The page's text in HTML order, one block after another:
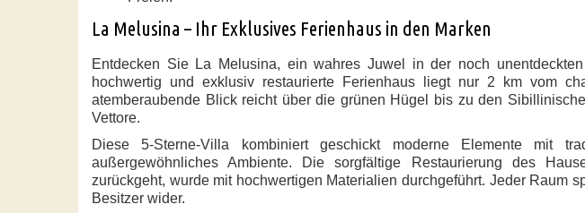
La Melusina – Ihr Exklusives Ferienhaus in den Marken
Entdecken Sie La Melusina, ein wahres Juwel in der noch
hochwertig und exklusiv restaurierte Ferienhaus liegt nur 2 km vom
atemberaubende Blick reicht über die grünen Hügel bis zu den
Vettore.
Diese 5-Sterne-Villa kombiniert geschickt moderne Elemente mit
außergewöhnliches Ambiente. Die sorgfältige Restaurierung des
zurückgeht, wurde mit hochwertigen Materialien durchgeführt. Jeder Raum
Besitzer wider.